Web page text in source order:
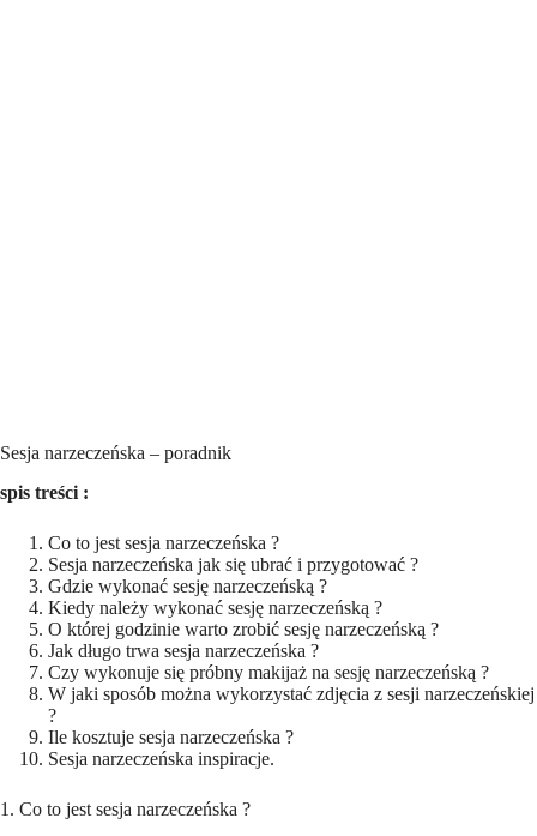
Sesja narzeczeńska – poradnik
spis treści :
Co to jest sesja narzeczeńska ?
Sesja narzeczeńska jak się ubrać i przygotować ?
Gdzie wykonać sesję narzeczeńską ?
Kiedy należy wykonać sesję narzeczeńską ?
O której godzinie warto zrobić sesję narzeczeńską ?
Jak długo trwa sesja narzeczeńska ?
Czy wykonuje się próbny makijaż na sesję narzeczeńską ?
W jaki sposób można wykorzystać zdjęcia z sesji narzeczeńskiej
?
Ile kosztuje sesja narzeczeńska ?
Sesja narzeczeńska inspiracje.
1. Co to jest sesja narzeczeńska ?